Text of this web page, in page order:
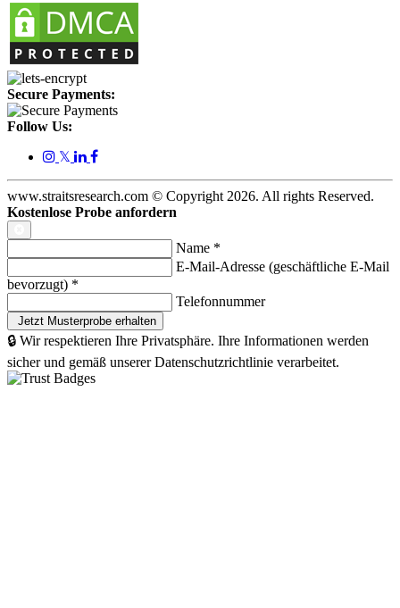
Secure Payments:
Follow Us:
𝕏
www.straitsresearch.com © Copyright 2026. All rights Reserved.
Kostenlose Probe anfordern
Name *
E-Mail-Adresse (geschäftliche E-Mail
bevorzugt) *
Telefonnummer
🔒 Wir respektieren Ihre Privatsphäre. Ihre Informationen werden
sicher und gemäß unserer Datenschutzrichtlinie verarbeitet.